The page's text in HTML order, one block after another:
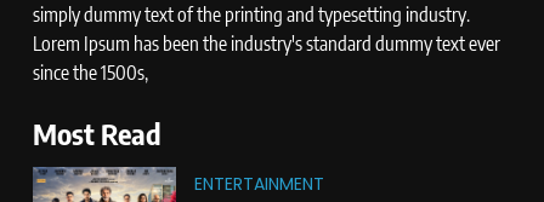
simply dummy text of the printing and typesetting industry.
Lorem Ipsum has been the industry's standard dummy text ever
since the 1500s,
Most Read
ENTERTAINMENT